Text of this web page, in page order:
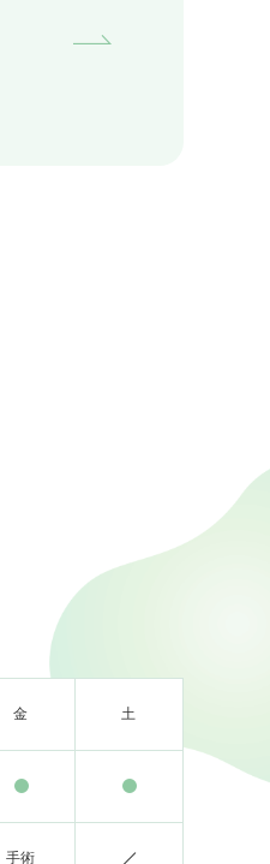
金 土
手術